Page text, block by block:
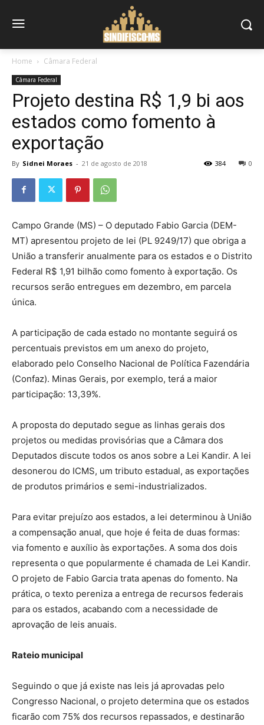
Home Câmara Federal
Câmara Federal
Projeto destina R$ 1,9 bi aos
estados como fomento à
exportação
By Sidnei Moraes - 21 de agosto de 2018 0
384
Campo Grande (MS) – O deputado Fabio Garcia (DEM-
MT) apresentou projeto de lei (PL 9249/17) que obriga a
União a transferir anualmente para os estados e o Distrito
Federal R$ 1,91 bilhão como fomento à exportação. Os
recursos serão entregues em dezembro, em parcela
única.
A participação de cada estado no montante seguirá os
percentuais previstos em um anexo do projeto,
elaborado pelo Conselho Nacional de Política Fazendária
(Confaz). Minas Gerais, por exemplo, terá a maior
participação: 13,39%.
A proposta do deputado segue as linhas gerais dos
projetos ou medidas provisórias que a Câmara dos
Deputados discute todos os anos sobre a Lei Kandir. A lei
desonerou do ICMS, um tributo estadual, as exportações
de produtos primários e semi-industrializados.
Para evitar prejuízo aos estados, a lei determinou à União
a compensação anual, que hoje é feita de duas formas:
via fomento e auxílio às exportações. A soma dos dois
representa o que popularmente é chamada de Lei Kandir.
O projeto de Fabio Garcia trata apenas do fomento. Na
prática, o texto pereniza a entrega de recursos federais
para os estados, acabando com a necessidade de
aprovação de leis anuais.
Rateio municipal
Seguindo o que já existe nas leis já aprovadas pelo
Congresso Nacional, o projeto determina que os estados
ficarão com 75% dos recursos repassados, e destinarão